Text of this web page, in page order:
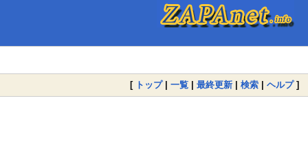
[ トップ| 一覧 | 最終更新 | 検索 | ヘルプ]